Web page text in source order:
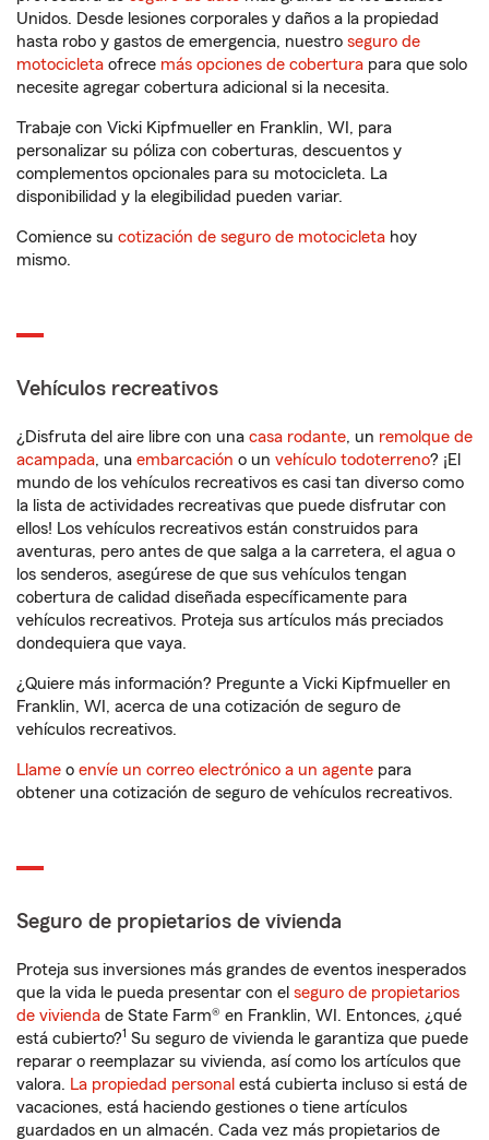
Unidos. Desde lesiones corporales y daños a la propiedad
hasta robo y gastos de emergencia, nuestro seguro de
motocicleta ofrece más opciones de cobertura para que solo
necesite agregar cobertura adicional si la necesita.
Trabaje con Vicki Kipfmueller en Franklin, WI, para
personalizar su póliza con coberturas, descuentos y
complementos opcionales para su motocicleta. La
disponibilidad y la elegibilidad pueden variar.
Comience su cotización de seguro de motocicleta hoy
mismo.
Vehículos recreativos
¿Disfruta del aire libre con una casa rodante, un remolque de
acampada, una embarcación o un vehículo todoterreno? ¡El
mundo de los vehículos recreativos es casi tan diverso como
la lista de actividades recreativas que puede disfrutar con
ellos! Los vehículos recreativos están construidos para
aventuras, pero antes de que salga a la carretera, el agua o
los senderos, asegúrese de que sus vehículos tengan
cobertura de calidad diseñada específicamente para
vehículos recreativos. Proteja sus artículos más preciados
dondequiera que vaya.
¿Quiere más información? Pregunte a Vicki Kipfmueller en
Franklin, WI, acerca de una cotización de seguro de
vehículos recreativos.
Llame o envíe un correo electrónico a un agente para
obtener una cotización de seguro de vehículos recreativos.
Seguro de propietarios de vivienda
Proteja sus inversiones más grandes de eventos inesperados
que la vida le pueda presentar con el seguro de propietarios
de vivienda de State Farm® en Franklin, WI. Entonces, ¿qué
está cubierto?1 Su seguro de vivienda le garantiza que puede
reparar o reemplazar su vivienda, así como los artículos que
valora. La propiedad personal está cubierta incluso si está de
vacaciones, está haciendo gestiones o tiene artículos
guardados en un almacén. Cada vez más propietarios de